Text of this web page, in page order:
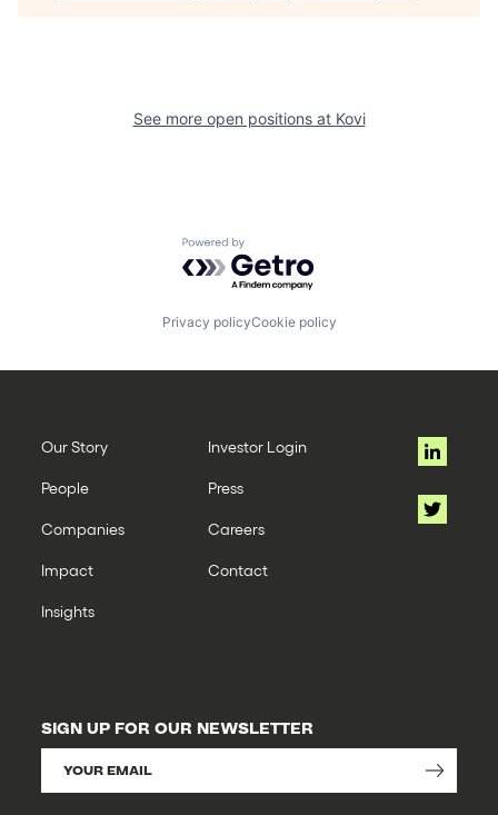
See more open positions at Kovi
Powered by Getro.com
Privacy policyCookie policy
Our Story
People
Companies
Impact
Insights
Investor Login
Press
Careers
Contact
SIGN UP FOR OUR NEWSLETTER